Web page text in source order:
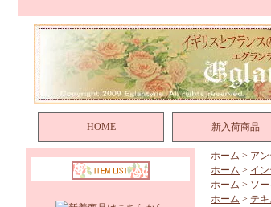
HOME 新入荷商品
ホーム > ア
ホーム > イ
ホーム > ソ
ホーム > テ